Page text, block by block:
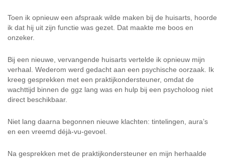
Toen ik opnieuw een afspraak wilde maken bij de huisarts, hoorde
ik dat hij uit zijn functie was gezet. Dat maakte me boos en
onzeker.
Bij een nieuwe, vervangende huisarts vertelde ik opnieuw mijn
verhaal. Wederom werd gedacht aan een psychische oorzaak. Ik
kreeg gesprekken met een praktijkondersteuner, omdat de
wachttijd binnen de ggz lang was en hulp bij een psycholoog niet
direct beschikbaar.
Niet lang daarna begonnen nieuwe klachten: tintelingen, aura’s
en een vreemd déjà-vu-gevoel.
Na gesprekken met de praktijkondersteuner en mijn herhaalde